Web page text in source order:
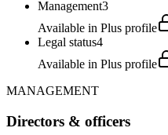
Management3
Available in Plus profile
Legal status4
Available in Plus profile
MANAGEMENT
Directors & officers